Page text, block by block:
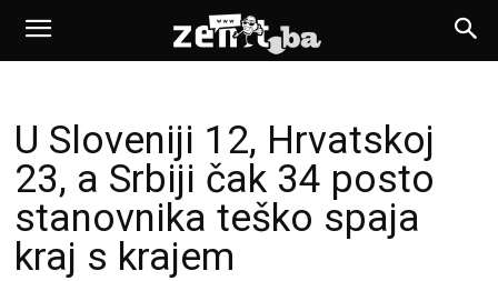
U Sloveniji 12, Hrvatskoj
23, a Srbiji čak 34 posto
stanovnika teško spaja
kraj s krajem